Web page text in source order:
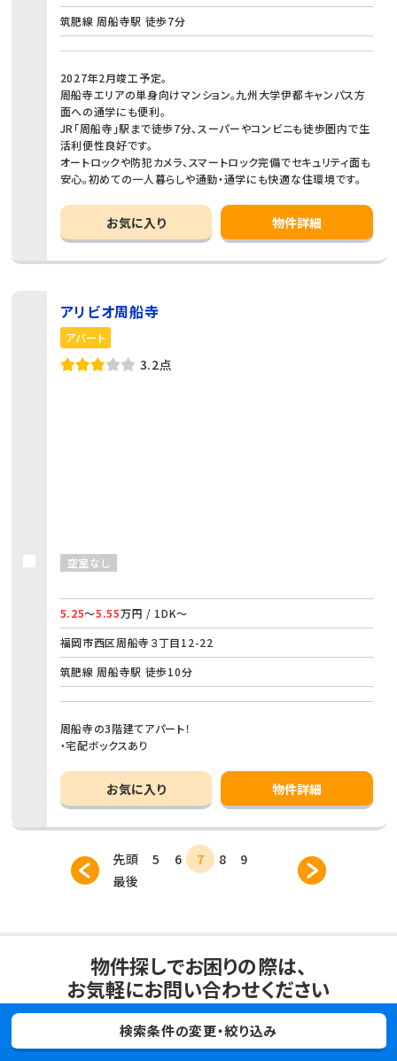
筑肥線 周船寺駅 徒歩7分
2027年2月竣工予定。
周船寺エリアの単身向けマンション。九州大学伊都キャンパス方
面への通学にも便利。
JR「周船寺」駅まで徒歩7分、スーパーやコンビニも徒歩圏内で生
活利便性良好です。
オートロックや防犯カメラ、スマートロック完備でセキュリティ面も
安心。初めての一人暮らしや通勤・通学にも快適な住環境です。
お気に入り 物件詳細
アリビオ周船寺
アパート
3.2点
空室なし
5.25～5.55万円 / 1DK～
福岡市西区周船寺３丁目12-22
筑肥線 周船寺駅 徒歩10分
周船寺の3階建てアパート！
・宅配ボックスあり
お気に入り 物件詳細
先頭 5 6 7 8
9
最後
検索条件の変更・絞り込み
物件探しでお困りの際は、
お気軽にお問い合わせください
来店希望